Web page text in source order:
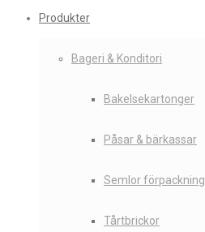
Produkter
Bageri & Konditori
Bakelsekartonger
Påsar & bärkassar
Semlor förpackning
Tårtbrickor